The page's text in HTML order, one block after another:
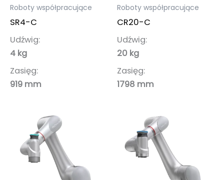
Roboty współpracujące
SR4-C
Udźwig:
4 kg
Zasięg:
919 mm
Roboty współpracujące
CR20-C
Udźwig:
20 kg
Zasięg:
1798 mm